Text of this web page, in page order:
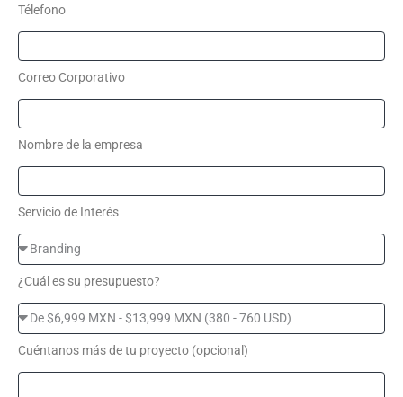
Télefono
Correo Corporativo
Nombre de la empresa
Servicio de Interés
¿Cuál es su presupuesto?
Cuéntanos más de tu proyecto (opcional)